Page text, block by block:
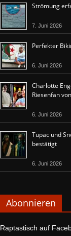
Strömung
7. Juni 2026
Perfekter
6. Juni 2026
Charlotte
Riesenfan
6. Juni 2026
Tupac und
bestätigt
6. Juni 2026
Abonnieren
Raptastisch auf